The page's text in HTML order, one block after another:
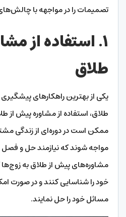
تصمیمات را در مواجهه با
۱. استفاده از
طلاق
یکی از بهترین راهکارهای
طلاق، استفاده از مشاوره پیش از
ممکن است در دوره‌ای از زندگی
مواجه شوند که نیازمند حل و فصل
مشاوره‌های پیش از طلاق به
خود را شناسایی کنند و در صورت
مسائل خود را حل نمایند.